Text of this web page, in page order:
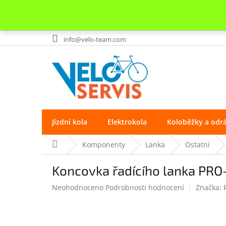
Přejít
na
info@velo-team.com
Jízdní kola Elektrokola Koloběžky a
Domů Komponenty Lanka Ostatní
Koncovka řadícího lanka
Průměrné
Neohodnoceno Podrobnosti hodnocení Značka: